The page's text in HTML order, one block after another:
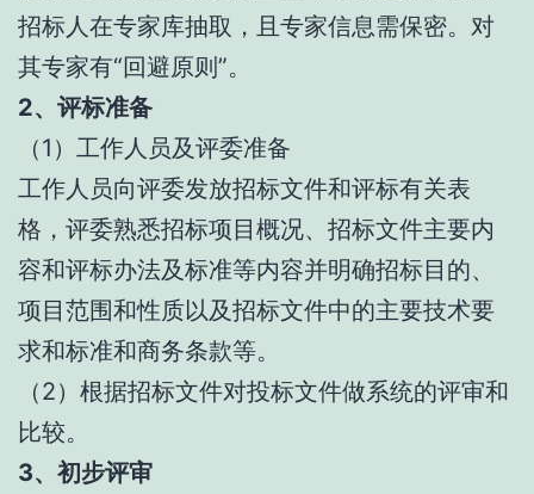
招标人在专家库抽取，且专家信息需保密。对
其专家有“回避原则”。
2、评标准备
（1）工作人员及评委准备
工作人员向评委发放招标文件和评标有关表
格，评委熟悉招标项目概况、招标文件主要内
容和评标办法及标准等内容并明确招标目的、
项目范围和性质以及招标文件中的主要技术要
求和标准和商务条款等。
（2）根据招标文件对投标文件做系统的评审和
比较。
3、初步评审